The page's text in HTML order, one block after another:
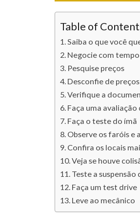
Table of
Saiba o que você
Negocie com tempo
Pesquise preços
Desconfie de
Verifique a
Faça uma
Faça o teste do ímã
Observe os faróis e
Confira os locais
Veja se houve
Teste a suspensão
Faça um test drive
Leve ao mecânico